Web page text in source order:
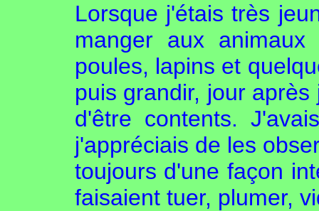
Lorsque j'étais très
manger aux
poules, lapins et
puis grandir, jour
d'être contents.
j'appréciais de les
toujours d'une façon
faisaient tuer, plumer,